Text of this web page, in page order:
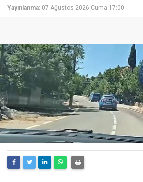
Yayınlanma: 07 Ağustos 2026 Cuma 17:00